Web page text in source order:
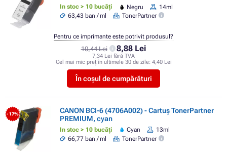
In stoc > 10 bucăți Negru
14ml
63,43 ban / ml
TonerPartner
10,44 Lei 8,88 Lei
7,34 Lei fără TVA
Cel mai mic preț în ultimele 30 de zile: 4,40 Lei
În coșul de cumpărături
Pentru ce imprimante este potrivit produsul?
- 17%
CANON BCI-6 (4706A002) - Cartuș TonerPartner
PREMIUM, cyan
In stoc > 10 bucăți Cyan
13ml
66,77 ban / ml
TonerPartner